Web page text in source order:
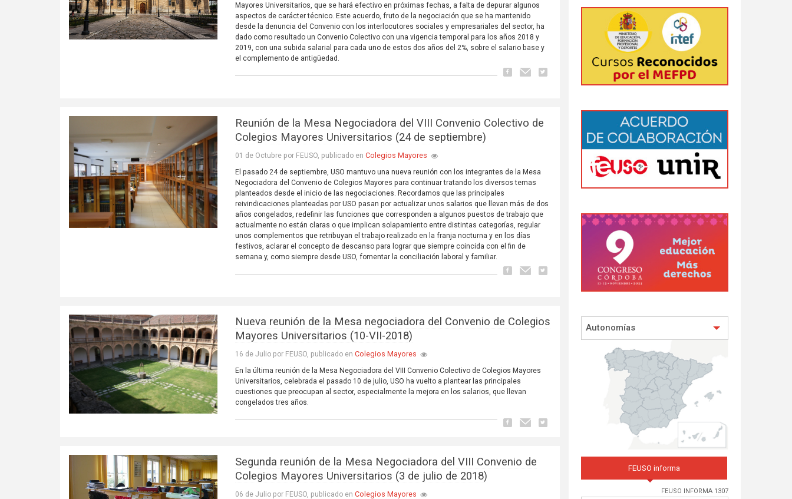
Mayores Universitarios, que se hará efectivo en próximas fechas, a falta de depurar algunos
aspectos de carácter técnico. Este acuerdo, fruto de la negociación que se ha mantenido
desde la denuncia del Convenio con los interlocutores sociales y empresariales del sector, ha
dado como resultado un Convenio Colectivo con una vigencia temporal para los años 2018 y
2019, con una subida salarial para cada uno de estos dos años del 2%, sobre el salario base y
el complemento de antigüedad.
Reunión de la Mesa Negociadora del VIII Convenio Colectivo de
Colegios Mayores Universitarios (24 de septiembre)
01 de Octubre por FEUSO, publicado enColegios Mayores
El pasado 24 de septiembre, USO mantuvo una nueva reunión con los integrantes de la Mesa
Negociadora del Convenio de Colegios Mayores para continuar tratando los diversos temas
planteados desde el inicio de las negociaciones. Recordamos que las principales
reivindicaciones planteadas por USO pasan por actualizar unos salarios que llevan más de dos
años congelados, redefinir las funciones que corresponden a algunos puestos de trabajo que
actualmente no están claras o que implican solapamiento entre distintas categorías, regular
unos complementos que retribuyan el trabajo realizado en la franja nocturna y en los días
festivos, aclarar el concepto de descanso para lograr que siempre coincida con el fin de
semana y, como siempre desde USO, fomentar la conciliación laboral y familiar.
Nueva reunión de la Mesa negociadora del Convenio de Colegios
Mayores Universitarios (10-VII-2018)
16 de Julio por FEUSO, publicado enColegios Mayores
En la última reunión de la Mesa Negociadora del VIII Convenio Colectivo de Colegios Mayores
Universitarios, celebrada el pasado 10 de julio, USO ha vuelto a plantear las principales
cuestiones que preocupan al sector, especialmente la mejora en los salarios, que llevan
congelados tres años.
Segunda reunión de la Mesa Negociadora del VIII Convenio de
Colegios Mayores Universitarios (3 de julio de 2018)
06 de Julio por FEUSO, publicado enColegios Mayores
Autonomías
FEUSO informa
FEUSO INFORMA 1307